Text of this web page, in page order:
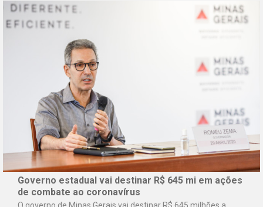
Governo estadual vai destinar R$ 645 mi em ações
de combate ao coronavírus